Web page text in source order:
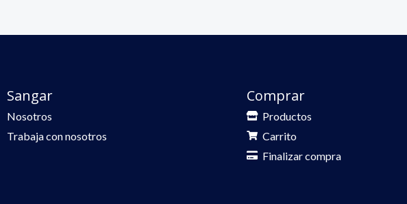
Sangar
Nosotros
Trabaja con nosotros
Comprar
Productos
Carrito
Finalizar compra